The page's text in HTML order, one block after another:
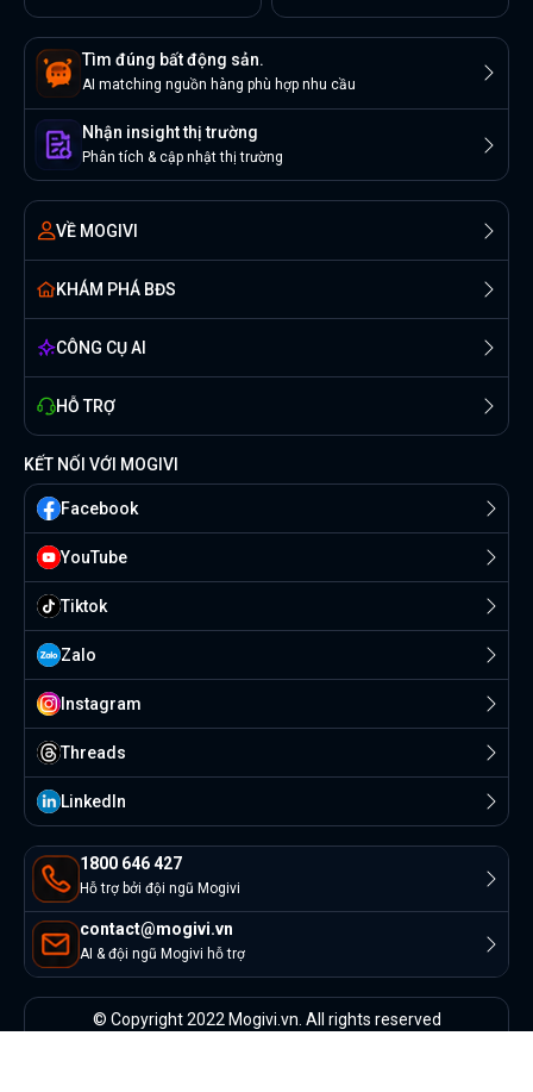
Tìm đúng bất động sản.
AI matching nguồn hàng phù hợp nhu cầu
Nhận insight thị trường
Phân tích & cập nhật thị trường
VỀ MOGIVI
KHÁM PHÁ BĐS
CÔNG CỤ AI
HỖ TRỢ
1800 646 427
Hỗ trợ bởi đội ngũ Mogivi
contact@mogivi.vn
AI & đội ngũ Mogivi hỗ trợ
KẾT NỐI VỚI MOGIVI
Facebook
YouTube
Tiktok
Zalo
Instagram
Threads
Linkedln
© Copyright 2022 Mogivi.vn. All rights reserved